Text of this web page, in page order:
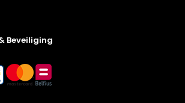
Beveiliging